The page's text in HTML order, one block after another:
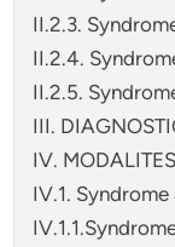
II.2.3.
II.2.4.
II.2.5.
III.
IV.
IV.1.